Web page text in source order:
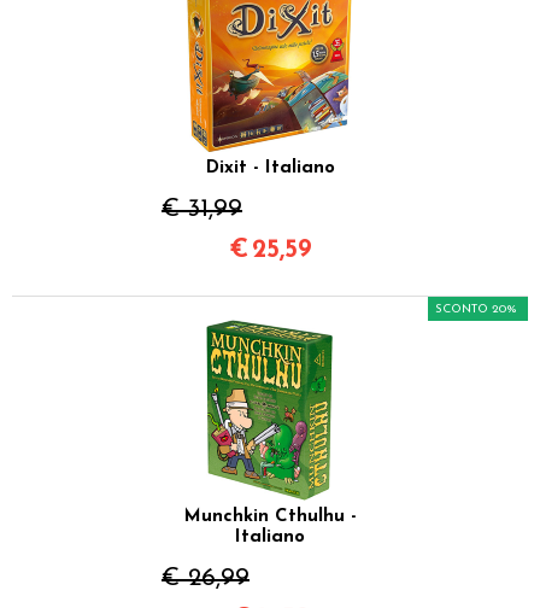
Dixit - Italiano
€ 31,99
€ 25,59
Munchkin Cthulhu -
Italiano
€ 26,99
SCONTO 20%